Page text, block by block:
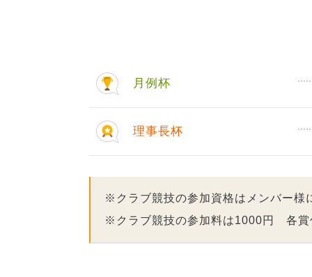
月例杯
理事長杯
※クラブ競技の参加資格はメンバー様
※クラブ競技の参加料は1000円 各賞